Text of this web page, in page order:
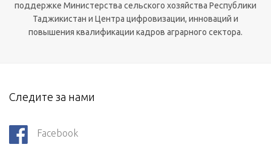
поддержке Министерства сельского хозяйства Республики
Таджикистан и Центра цифровизации, инноваций и
повышения квалификации кадров аграрного сектора.
Следите за нами
Facebook